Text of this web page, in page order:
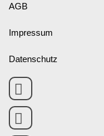
AGB
Impressum
Datenschutz